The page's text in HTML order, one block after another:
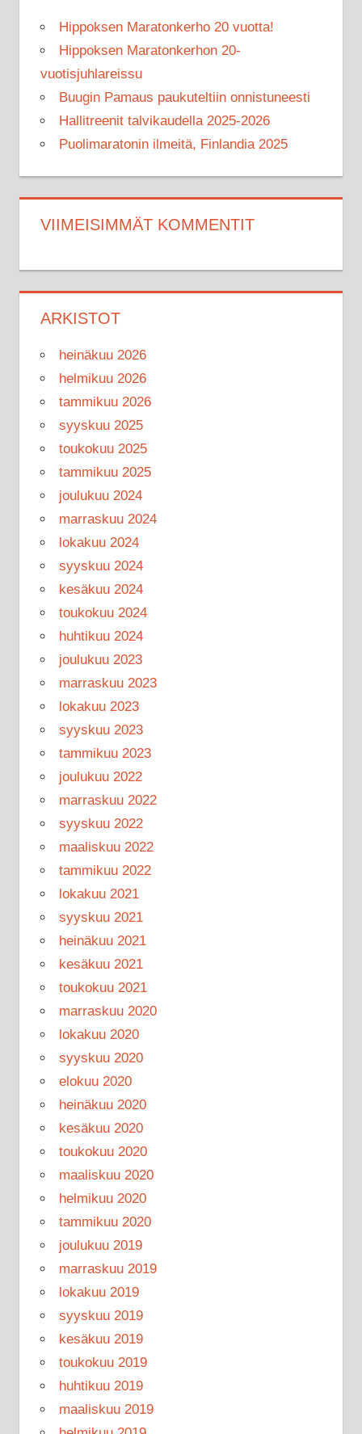
Hippoksen Maratonkerho 20 vuotta!
Hippoksen Maratonkerhon 20-
vuotisjuhlareissu
Buugin Pamaus paukuteltiin onnistuneesti
Hallitreenit talvikaudella 2025-2026
Puolimaratonin ilmeitä, Finlandia 2025
VIIMEISIMMÄT KOMMENTIT
ARKISTOT
heinäkuu 2026
helmikuu 2026
tammikuu 2026
syyskuu 2025
toukokuu 2025
tammikuu 2025
joulukuu 2024
marraskuu 2024
lokakuu 2024
syyskuu 2024
kesäkuu 2024
toukokuu 2024
huhtikuu 2024
joulukuu 2023
marraskuu 2023
lokakuu 2023
syyskuu 2023
tammikuu 2023
joulukuu 2022
marraskuu 2022
syyskuu 2022
maaliskuu 2022
tammikuu 2022
lokakuu 2021
syyskuu 2021
heinäkuu 2021
kesäkuu 2021
toukokuu 2021
marraskuu 2020
lokakuu 2020
syyskuu 2020
elokuu 2020
heinäkuu 2020
kesäkuu 2020
toukokuu 2020
maaliskuu 2020
helmikuu 2020
tammikuu 2020
joulukuu 2019
marraskuu 2019
lokakuu 2019
syyskuu 2019
kesäkuu 2019
toukokuu 2019
huhtikuu 2019
maaliskuu 2019